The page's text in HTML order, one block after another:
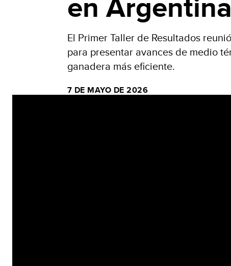
El Primer Taller de Resultados
para presentar avances de medio
ganadera más eficiente.
7 DE MAYO DE 2026